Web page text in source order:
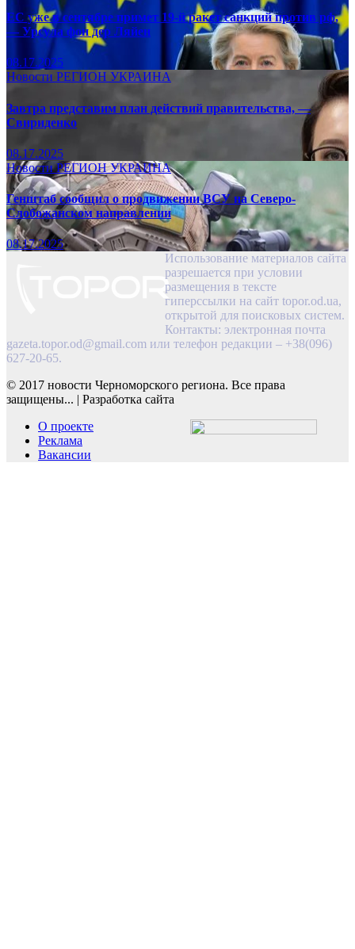
ЕС уже в сентябре примет 19-й ракет санкций против рф,
— Урсула фон дер Ляйен
08.17.2025
Новости РЕГИОН УКРАИНА
Завтра представим план действий правительства, —
Свириденко
08.17.2025
НовостиРЕГИОНУКРАИНА
Генштаб сообщил о продвижении ВСУ на Северо-
Слобожанском направлении
08.17.2025
Использование материалов сайта
разрешается при условии
размещения в тексте
гиперссылки на сайт topor.od.ua,
открытой для поисковых систем.
Контакты: электронная почта
gazeta.topor.od@gmail.com или телефон редакции – +38(096)
627-20-65.
© 2017 новости Черноморского региона. Все права
защищены...
Разработка сайта
О проекте
Реклама
Вакансии